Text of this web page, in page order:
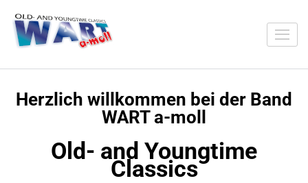
Herzlich willkommen bei der Band
WART a-moll
Old- and Youngtime
Classics